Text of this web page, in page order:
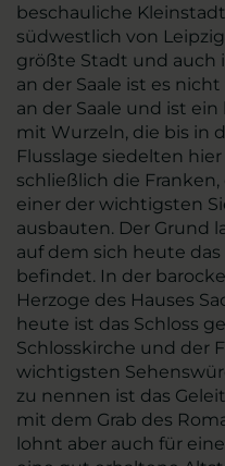
beschauliche
südwestlich von
größte Stadt und auch
an der Saale ist es
an der Saale und ist
mit Wurzeln, die bis in
Flusslage siedelten
schließlich die
einer der wichtigsten
ausbauten. Der Grund
auf dem sich heute
befindet. In der
Herzoge des Hauses
heute ist das Schloss
Schlosskirche und der
wichtigsten
zu nennen ist das
mit dem Grab des
lohnt aber auch für